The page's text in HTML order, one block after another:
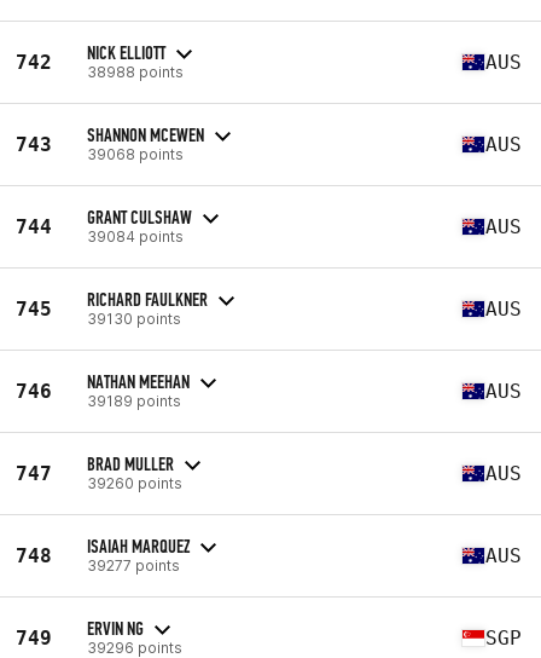
742 NICK ELLIOTT
38988 points AUS
743 SHANNON MCEWEN
39068 points AUS
744 GRANT CULSHAW
39084 points AUS
745 RICHARD FAULKNER
39130 points AUS
746 NATHAN MEEHAN
39189 points AUS
747 BRAD MULLER
39260 points AUS
748 ISAIAH MARQUEZ
39277 points AUS
749 ERVIN NG
39296 points SGP